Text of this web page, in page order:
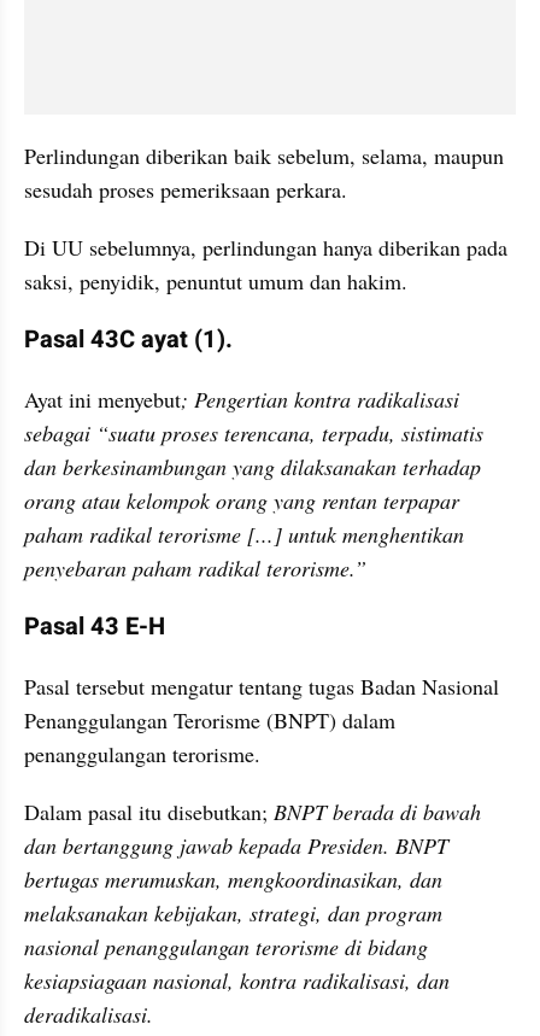
Perlindungan diberikan baik sebelum, selama, maupun
sesudah proses pemeriksaan perkara.
Di UU sebelumnya, perlindungan hanya diberikan pada
saksi, penyidik, penuntut umum dan hakim.
Pasal 43C ayat (1).
Ayat ini menyebut; Pengertian kontra radikalisasi
sebagai “suatu proses terencana, terpadu, sistimatis
dan berkesinambungan yang dilaksanakan terhadap
orang atau kelompok orang yang rentan terpapar
paham radikal terorisme [...] untuk menghentikan
penyebaran paham radikal terorisme.”
Pasal 43 E-H
Pasal tersebut mengatur tentang tugas Badan Nasional
Penanggulangan Terorisme (BNPT) dalam
penanggulangan terorisme.
Dalam pasal itu disebutkan; BNPT berada di bawah
dan bertanggung jawab kepada Presiden. BNPT
bertugas merumuskan, mengkoordinasikan, dan
melaksanakan kebijakan, strategi, dan program
nasional penanggulangan terorisme di bidang
kesiapsiagaan nasional, kontra radikalisasi, dan
deradikalisasi.